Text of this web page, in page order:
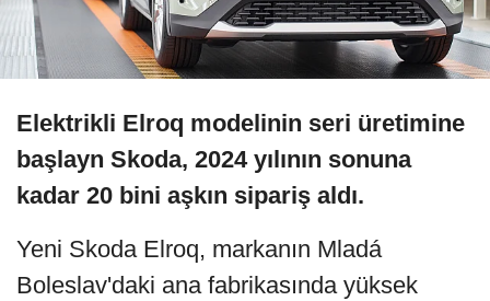
Elektrikli Elroq modelinin seri üretimine
başlayn Skoda, 2024 yılının sonuna
kadar 20 bini aşkın sipariş aldı.
Yeni Skoda Elroq, markanın Mladá
Boleslav'daki ana fabrikasında yüksek